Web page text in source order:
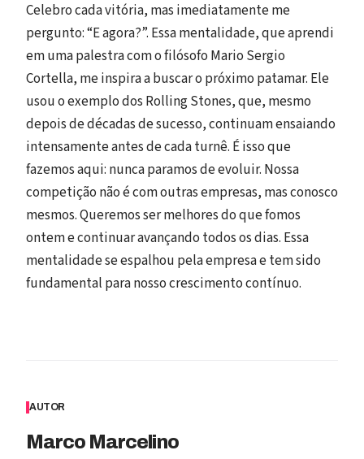
Celebro cada vitória, mas imediatamente me
pergunto: “E agora?”. Essa mentalidade, que aprendi
em uma palestra com o filósofo Mario Sergio
Cortella, me inspira a buscar o próximo patamar. Ele
usou o exemplo dos Rolling Stones, que, mesmo
depois de décadas de sucesso, continuam ensaiando
intensamente antes de cada turnê. É isso que
fazemos aqui: nunca paramos de evoluir. Nossa
competição não é com outras empresas, mas conosco
mesmos. Queremos ser melhores do que fomos
ontem e continuar avançando todos os dias. Essa
mentalidade se espalhou pela empresa e tem sido
fundamental para nosso crescimento contínuo.
AUTOR
Marco Marcelino